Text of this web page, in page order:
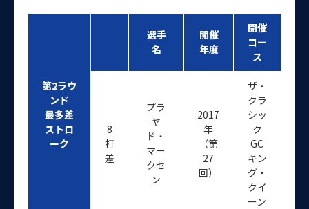
第2ラウ
ンド
最多差
ストロ
ーク
選手
名
開催
年度
開催
コー
ス
8
打
差
プラ
ヤ
ド・
マー
クセ
ン
2017
年
（第
27
回）
ザ・
クラ
シッ
ク
GC
キン
グ・
クイ
ーン